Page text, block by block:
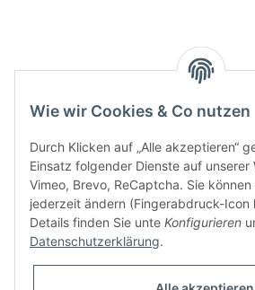
Wie wir Cookies & Co nutzen
Durch Klicken auf „Alle akzeptieren“
Einsatz folgender Dienste auf unserer
Vimeo, Brevo, ReCaptcha. Sie
jederzeit ändern (Fingerabdruck-Icon
Details finden Sie unte Konfigurieren
Datenschutzerklärung.